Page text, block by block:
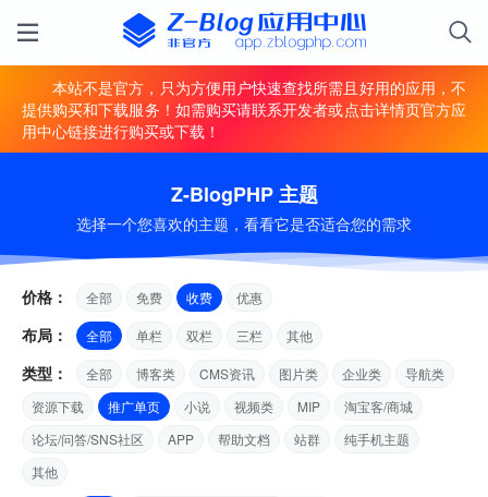
本站不是官方，只为方便用户快速查找所需且好用的应用，不
提供购买和下载服务！如需购买请联系开发者或点击详情页官方应
用中心链接进行购买或下载！
Z-BlogPHP 主题
选择一个您喜欢的主题，看看它是否适合您的需求
价格： 全部 免费 收费 优惠
布局： 全部 单栏 双栏 三栏 其他
类型： 全部 博客类 CMS资讯 图片类 企业类
导航类
资源下载
推广单页 小说 视频类 MIP
淘宝客/商城
论坛/问答/SNS社区
APP 帮助文档 站群
纯手机主题
其他